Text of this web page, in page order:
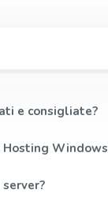
e consigliate?
Hosting Windows